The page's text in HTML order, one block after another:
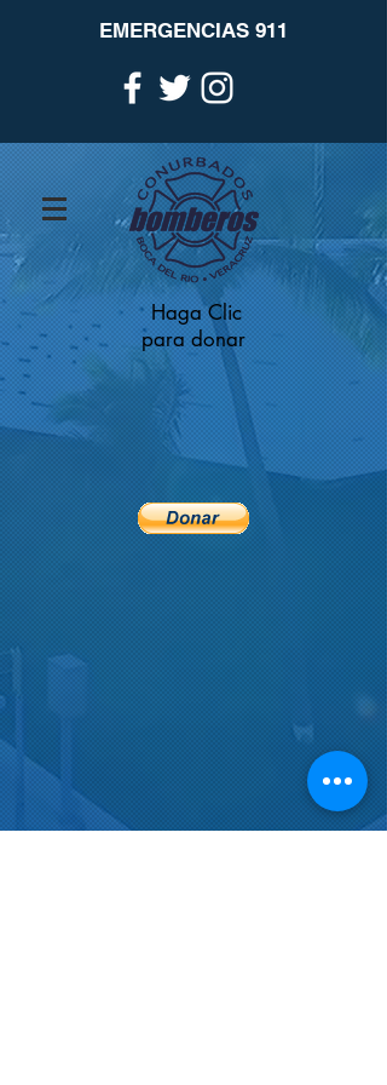
EMERGENCIAS 911
Haga Clic
para donar